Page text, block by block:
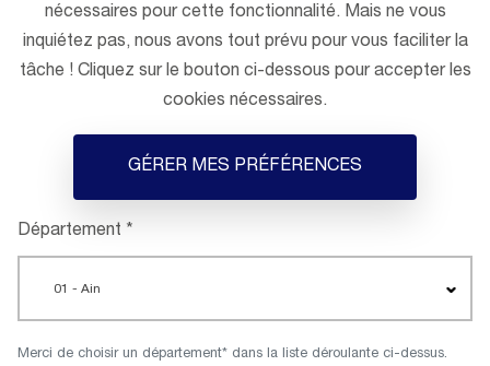
nécessaires pour cette fonctionnalité. Mais ne vous
inquiétez pas, nous avons tout prévu pour vous faciliter la
tâche ! Cliquez sur le bouton ci-dessous pour accepter les
cookies nécessaires.
GÉRER MES PRÉFÉRENCES
Département
01 - Ain
Merci de choisir un département* dans la liste déroulante ci-dessus.